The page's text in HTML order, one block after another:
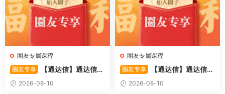
圈友专属课程
圈友专享
【通达信】通达信
〖筹码动态底部〗副图指标 深
度剖析主力与散户的筹码博弈
2026-08-10
圈友专属课程
圈友专享
【通达信】通达信
〖二板低吸起爆〗主副图/选股
抓首板之后洗盘、二板反包的
2026-08-10